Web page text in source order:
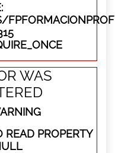
WAS
READ PROPERTY